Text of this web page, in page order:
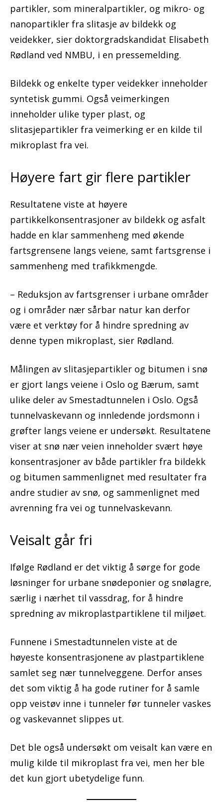
partikler, som mineralpartikler, og mikro- og
nanopartikler fra slitasje av bildekk og
veidekker, sier doktorgradskandidat Elisabeth
Rødland ved NMBU, i en pressemelding.
Bildekk og enkelte typer veidekker inneholder
syntetisk gummi. Også veimerkingen
inneholder ulike typer plast, og
slitasjepartikler fra veimerking er en kilde til
mikroplast fra vei.
Høyere fart gir flere partikler
Resultatene viste at høyere
partikkelkonsentrasjoner av bildekk og asfalt
hadde en klar sammenheng med økende
fartsgrensene langs veiene, samt fartsgrense i
sammenheng med trafikkmengde.
– Reduksjon av fartsgrenser i urbane områder
og i områder nær sårbar natur kan derfor
være et verktøy for å hindre spredning av
denne typen mikroplast, sier Rødland.
Målingen av slitasjepartikler og bitumen i snø
er gjort langs veiene i Oslo og Bærum, samt
ulike deler av Smestadtunnelen i Oslo. Også
tunnelvaskevann og innledende jordsmonn i
grøfter langs veiene er undersøkt. Resultatene
viser at snø nær veien inneholder svært høye
konsentrasjoner av både partikler fra bildekk
og bitumen sammenlignet med resultater fra
andre studier av snø, og sammenlignet med
avrenning fra vei og tunnelvaskevann.
Veisalt går fri
Ifølge Rødland er det viktig å sørge for gode
løsninger for urbane snødeponier og snølagre,
særlig i nærhet til vassdrag, for å hindre
spredning av mikroplastpartiklene til miljøet.
Funnene i Smestadtunnelen viste at de
høyeste konsentrasjonene av plastpartiklene
samlet seg nær tunnelveggene. Derfor anses
det som viktig å ha gode rutiner for å samle
opp veistøv inne i tunneler før tunneler vaskes
og vaskevannet slippes ut.
Det ble også undersøkt om veisalt kan være en
mulig kilde til mikroplast fra vei, men her ble
det kun gjort ubetydelige funn.